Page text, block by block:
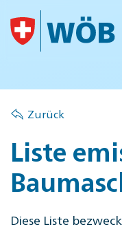
Skip to main
Zurück
Liste
Diese Liste